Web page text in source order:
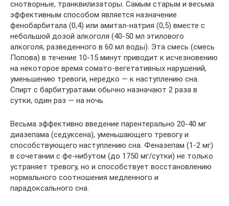
снотворные, транквилизаторы. Самым старым и весьма
эффективным способом является назначение
фенобарбитала (0,4) или амитал-натрия (0,5) вместе с
небольшой дозой алкоголя (40-50 мл этилового
алкоголя, разведенного в 60 мл воды). Эта смесь (смесь
Попова) в течение 10-15 минут приводит к исчезновению
на некоторое время сомато-вегетативных нарушений,
уменьшению тревоги, нередко — к наступлению сна.
Спирт с барбитуратами обычно назначают 2 раза в
сутки, один раз — на ночь.
Весьма эффективно введение парентерально 20-40 мг
диазепама (седуксена), уменьшающего тревогу и
способствующего наступлению сна. Феназепам (1-2 мг)
в сочетании с фе-нибутом (до 1750 мг/сутки) не только
устраняет тревогу, но и способствует восстановлению
нормального соотношения медленного и
парадоксального сна.